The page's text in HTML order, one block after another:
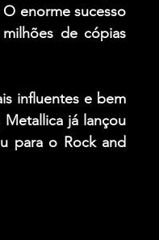
enorme sucesso
de cópias
influentes e bem
já lançou
para o Rock and